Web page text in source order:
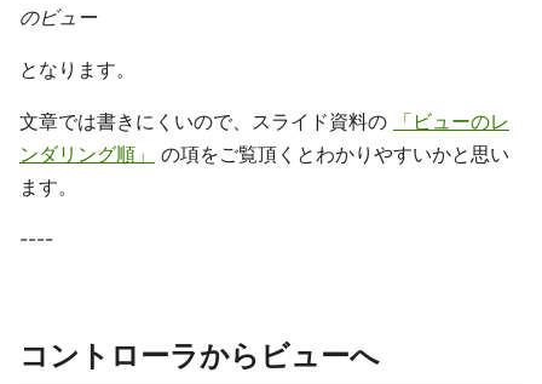
のビュー
となります。
文章では書きにくいので、スライド資料の
「ビューのレ
ンダリング順」
の項をご覧頂くとわかりやすいかと思い
ます。
----
コントローラからビューへ